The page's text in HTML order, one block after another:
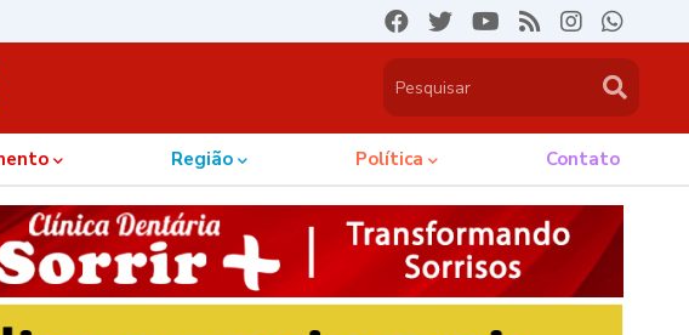
Região Política Contato